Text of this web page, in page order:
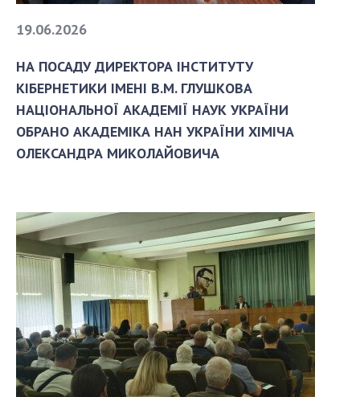
19.06.2026
НА ПОСАДУ ДИРЕКТОРА ІНСТИТУТУ
КІБЕРНЕТИКИ ІМЕНІ В.М. ГЛУШКОВА
НАЦІОНАЛЬНОЇ АКАДЕМІЇ НАУК УКРАЇНИ
ОБРАНО АКАДЕМІКА НАН УКРАЇНИ ХІМІЧА
ОЛЕКСАНДРА МИКОЛАЙОВИЧА